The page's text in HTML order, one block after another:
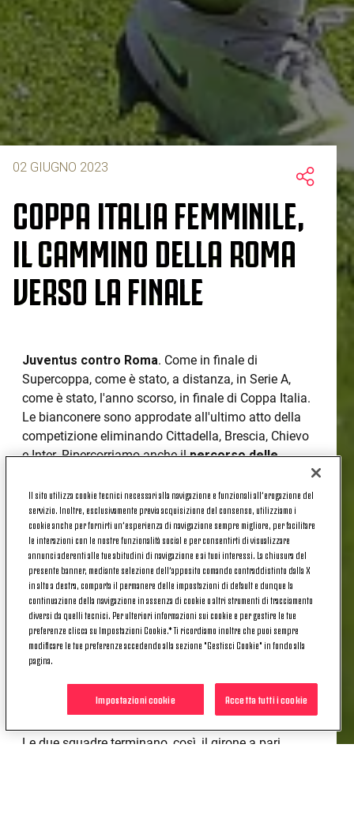
02 GIUGNO 2023
COPPA ITALIA FEMMINILE,
IL CAMMINO DELLA ROMA
VERSO LA FINALE
Juventus contro Roma. Come in finale di
Supercoppa, come è stato, a distanza, in Serie A,
come è stato, l'anno scorso, in finale di Coppa Italia.
Le bianconere sono approdate all'ultimo atto della
competizione eliminando Cittadella, Brescia, Chievo
e Inter. Ripercorriamo anche ilpercorso delle
FASE A GIRONI
Inizio di competizione meno facile del previsto per la
Roma. Nella fase a gironi le giallorosse affrontano
ArezzoeComo. La prima sfida è datata 29
novembre 2022 contro l'Arezzo: successo 3-0 con le
firme di Landström, Ciccotti e Haug. Contro il Como,
per la Roma.
Le due squadre terminano, così, il girone a pari
Il sito utilizza cookie tecnici necessari alla navigazione e funzionali all’erogazione del
servizio. Inoltre, esclusivamente previa acquisizione del consenso, utilizziamo i
cookie anche per fornirti un’esperienza di navigazione sempre migliore, per facilitare
le interazioni con le nostre funzionalità social e per consentirti di visualizzare
annunci aderenti alle tue abitudini di navigazione e ai tuoi interessi. La chiusura del
presente banner, mediante selezione dell’apposito comando contraddistinto dalla X
in alto a destra, comporta il permanere delle impostazioni di default e dunque la
continuazione della navigazione in assenza di cookie o altri strumenti di tracciamento
diversi da quelli tecnici. Per ulteriori informazioni sui cookie e per gestire le tue
preferenze clicca su Impostazioni Cookie.* Ti ricordiamo inoltre che puoi sempre
modificare le tue preferenze accedendo alla sezione "Gestisci Cookie" in fondo alla
pagina.
Accetta tutti i cookie
Impostazioni cookie